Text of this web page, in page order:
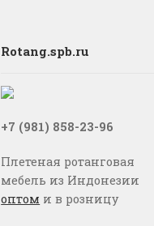
Rotang.spb.ru
+7 (981) 858-23-96
Плетеная ротанговая
мебель из Индонезии
оптом и в розницу